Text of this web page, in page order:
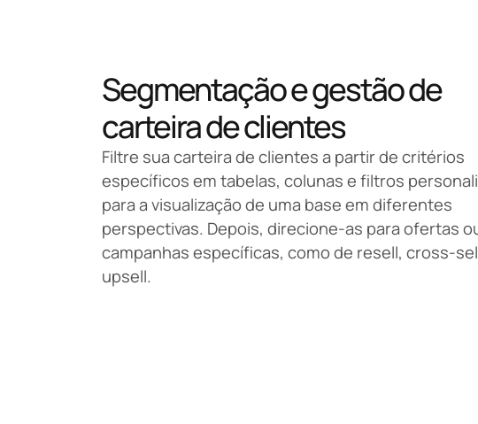
Segmentação e gestão de
carteira de clientes
Filtre sua carteira de clientes a partir de critérios
específicos em tabelas, colunas e filtros
para a visualização de uma base em diferentes
perspectivas. Depois, direcione-as para ofertas
campanhas específicas, como de resell, cross-
upsell.